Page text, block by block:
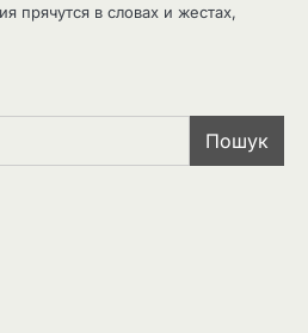
прячутся в словах и жестах,
Пошук